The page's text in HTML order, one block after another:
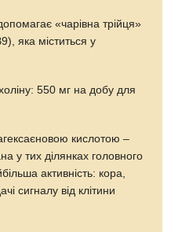
«чарівна трійця»
яка міститься у
550 мг на добу для
кислотою –
у тих ділянках головного
активність: кора,
сигналу від клітини